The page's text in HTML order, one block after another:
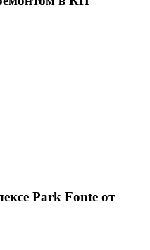
Park Fonte от